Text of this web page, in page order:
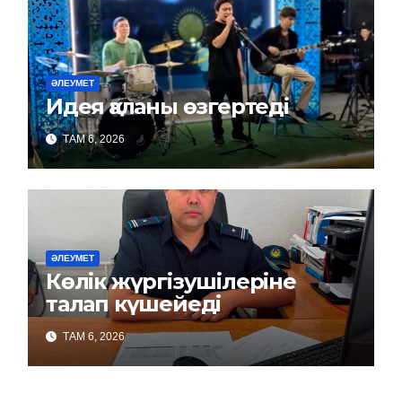
ӘЛЕУМЕТ
Идея қаланы өзгертеді
ТАМ 6, 2026
ӘЛЕУМЕТ
Көлік жүргізушілеріне
талап күшейеді
ТАМ 6, 2026